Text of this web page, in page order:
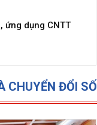
ứng dụng CNTT
CHUYỂN ĐỔI SỐ